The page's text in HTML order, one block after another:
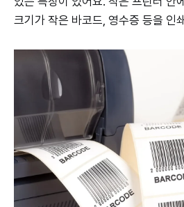
크기가 작은 바코드, 영수증 등을 인